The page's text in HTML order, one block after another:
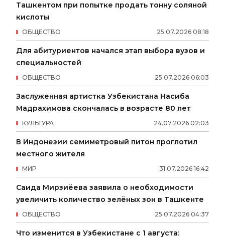
Ташкентом при попытке продать тонну соляной
кислоты
25.07.2026 08:18
ОБЩЕСТВО
Для абитуриентов начался этап выбора вузов и
специальностей
25.07.2026 06:03
ОБЩЕСТВО
Заслуженная артистка Узбекистана Насиба
Мадрахимова скончалась в возрасте 80 лет
24.07.2026 02:03
КУЛЬТУРА
В Индонезии семиметровый питон проглотил
местного жителя
31.07.2026 16:42
МИР
Саида Мирзиёева заявила о необходимости
увеличить количество зелёных зон в Ташкенте
25.07.2026 04:37
ОБЩЕСТВО
Что изменится в Узбекистане с 1 августа: